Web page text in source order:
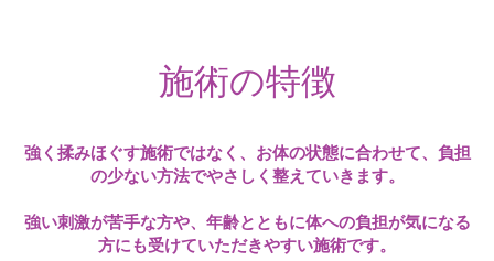
施術の特徴
強く揉みほぐす施術ではなく、お体の状態に合わせて、負担
の少ない方法でやさしく整えていきます。
強い刺激が苦手な方や、年齢とともに体への負担が気になる
方にも受けていただきやすい施術です。